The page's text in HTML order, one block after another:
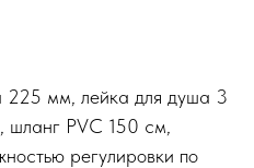
225 мм, лейка для душа 3
шланг PVC 150 см,
регулировки по